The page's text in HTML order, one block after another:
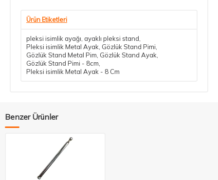
Ürün Etiketleri
pleksi isimlik ayağı ayaklı pleksi stand
Pleksi isimlik Metal Ayak Gözlük Stand Pimi
Gözlük Stand Metal Pim Gözlük Stand Ayak
Gözlük Stand Pimi - 8cm
Pleksi isimlik Metal Ayak - 8 Cm
Benzer Ürünler